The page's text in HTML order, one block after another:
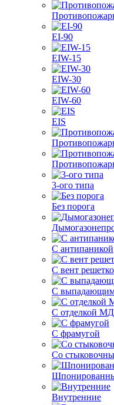
EI-90
EIW-15
EIW-30
EIW-60
EIS
3-ого типа
Без порога
С антипаникой
С вент
С
С отделкой
С фрамугой
Со
Внутренние